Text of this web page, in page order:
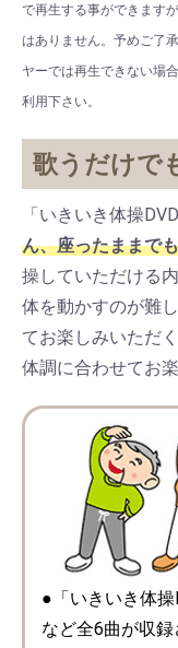
で再生する事ができます
はありません。予めご了
ヤーでは再生できない場
利用下さい。
歌うだけで
「いきいき体操
ん、座ったままで
操していただける
体を動かすのが難
てお楽しみいただ
体調に合わせてお
●「いきいき体
など全6曲が収